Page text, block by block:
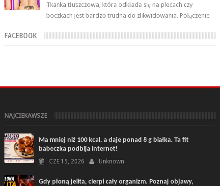
Tkanka tłuszczowa, która odkłada się na plecach czy
boczkach jest bardzo trudna do zlikwidowania. Połączenie
FACEBOOK
NAJCIEKAWSZE
Ma mniej niż 100 kcal, a daje ponad 8 g białka. Ta fit
babeczka podbija internet!
CZE 15, 2026 Unknown
Gdy płoną jelita, cierpi cały organizm. Poznaj objawy,